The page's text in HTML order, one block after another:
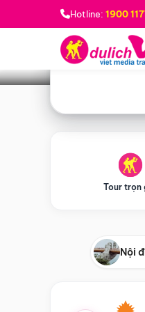
Hotline: 1900
Bạn muốn đi
Tour trọn
Nội